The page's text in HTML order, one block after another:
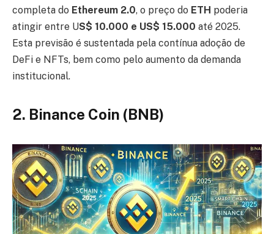
completa do Ethereum 2.0, o preço do ETH poderia
atingir entre US$ 10.000 e US$ 15.000 até 2025.
Esta previsão é sustentada pela contínua adoção de
DeFi e NFTs, bem como pelo aumento da demanda
institucional.
2. Binance Coin (BNB)